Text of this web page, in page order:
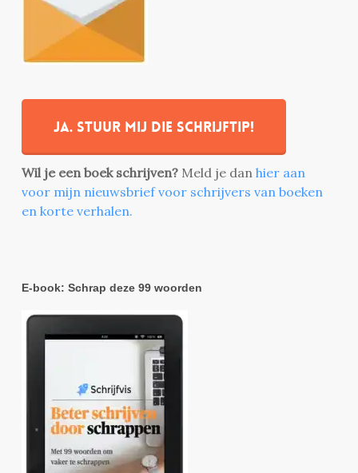
Ja. stuur mij die schrijftip!
Wil je een boek schrijven? Meld je dan hier aan
voor mijn nieuwsbrief voor schrijvers van boeken
en korte verhalen.
E-book: Schrap deze 99 woorden